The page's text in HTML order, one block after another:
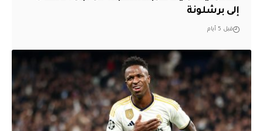
إلى برشلونة
قبل 5 أيام